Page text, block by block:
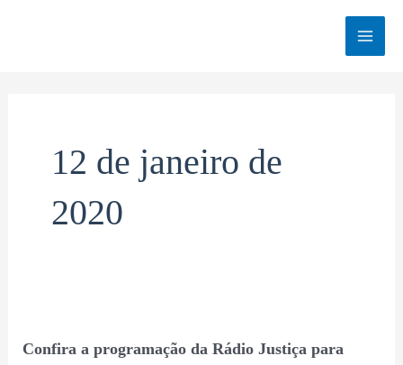
12 de janeiro de
2020
Confira a programação da Rádio Justiça para
Confira
a